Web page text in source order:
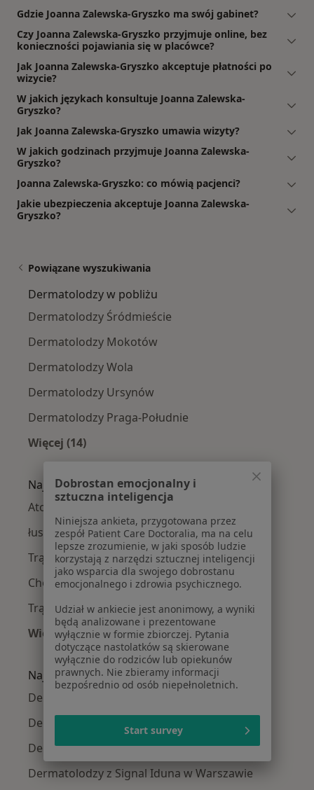
Gdzie Joanna Zalewska-Gryszko ma swój gabinet?
Czy Joanna Zalewska-Gryszko przyjmuje online, bez
konieczności pojawiania się w placówce?
Jak Joanna Zalewska-Gryszko akceptuje płatności po
wizycie?
W jakich językach konsultuje Joanna Zalewska-
Gryszko?
Jak Joanna Zalewska-Gryszko umawia wizyty?
W jakich godzinach przyjmuje Joanna Zalewska-
Gryszko?
Joanna Zalewska-Gryszko: co mówią pacjenci?
Jakie ubezpieczenia akceptuje Joanna Zalewska-
Gryszko?
Powiązane wyszukiwania
Dermatolodzy w pobliżu
Dermatolodzy Śródmieście
Dermatolodzy Mokotów
Dermatolodzy Wola
Dermatolodzy Ursynów
Dermatolodzy Praga-Południe
Więcej (14)
Najczęście leczone choroby
Atopowe zapalenie skóry w Warszawie
łuszczyca w Warszawie
Trądzik różowaty w Warszawie
Choroby skóry w Warszawie
Trądzik w Warszawie
Więcej (15)
Więcej w kategorii: Najczęście leczone
Najpopularniejsze ubezpieczenia
Dermatolodzy z Medicover w Warszawie
Dermatolodzy z Allianz w Warszawie
Dermatolodzy z INTER Polska w Warszawie
Dermatolodzy z Signal Iduna w Warszawie
Dobrostan emocjonalny i
sztuczna inteligencja
Niniejsza ankieta, przygotowana przez
zespół Patient Care Doctoralia, ma na celu
lepsze zrozumienie, w jaki sposób ludzie
korzystają z narzędzi sztucznej inteligencji
jako wsparcia dla swojego dobrostanu
emocjonalnego i zdrowia psychicznego.
Udział w ankiecie jest anonimowy, a wyniki
będą analizowane i prezentowane
wyłącznie w formie zbiorczej. Pytania
dotyczące nastolatków są skierowane
wyłącznie do rodziców lub opiekunów
prawnych. Nie zbieramy informacji
bezpośrednio od osób niepełnoletnich.
Start survey